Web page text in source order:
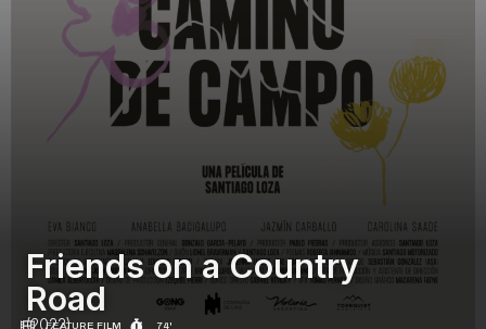
FEATURE FILM 74'
Friends on a Country
Road
(2022)